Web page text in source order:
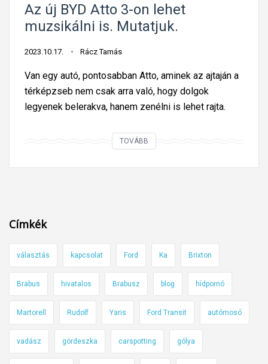
Az új BYD Atto 3-on lehet
muzsikálni is. Mutatjuk.
2023.10.17. Rácz Tamás
Van egy autó, pontosabban Atto, aminek az ajtaján a
térképzseb nem csak arra való, hogy dolgok
legyenek belerakva, hanem zenélni is lehet rajta.
TOVÁBB
ú
t
o
3
-
n
Címkék
választás kapcsolat Ford Ka Brixton
Brabus hivatalos Brabusz blog hídpornó
Martorell Rudolf Yaris Ford Transit autómosó
vadász gördeszka carspotting gólya